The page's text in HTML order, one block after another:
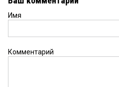
Имя
Комментарий